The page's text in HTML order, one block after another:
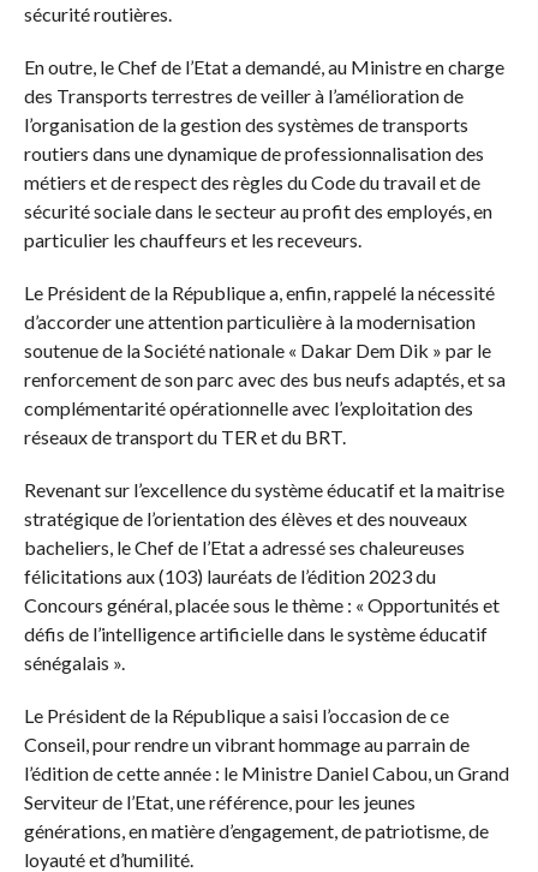
sécurité routières.
En outre, le Chef de l’Etat a demandé, au Ministre en charge
des Transports terrestres de veiller à l’amélioration de
l’organisation de la gestion des systèmes de transports
routiers dans une dynamique de professionnalisation des
métiers et de respect des règles du Code du travail et de
sécurité sociale dans le secteur au profit des employés, en
particulier les chauffeurs et les receveurs.
Le Président de la République a, enfin, rappelé la nécessité
d’accorder une attention particulière à la modernisation
soutenue de la Société nationale « Dakar Dem Dik » par le
renforcement de son parc avec des bus neufs adaptés, et sa
complémentarité opérationnelle avec l’exploitation des
réseaux de transport du TER et du BRT.
Revenant sur l’excellence du système éducatif et la maitrise
stratégique de l’orientation des élèves et des nouveaux
bacheliers, le Chef de l’Etat a adressé ses chaleureuses
félicitations aux (103) lauréats de l’édition 2023 du
Concours général, placée sous le thème : « Opportunités et
défis de l’intelligence artificielle dans le système éducatif
sénégalais ».
Le Président de la République a saisi l’occasion de ce
Conseil, pour rendre un vibrant hommage au parrain de
l’édition de cette année : le Ministre Daniel Cabou, un Grand
Serviteur de l’Etat, une référence, pour les jeunes
générations, en matière d’engagement, de patriotisme, de
loyauté et d’humilité.